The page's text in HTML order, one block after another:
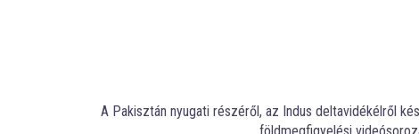
A Pakisztán nyugati részéről, az Indus deltavidékélről